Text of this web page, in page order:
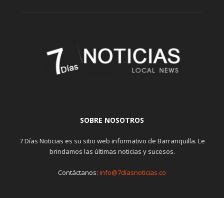
SOBRE NOSOTROS
7 Días Noticias es su sitio web informativo de Barranquilla. Le
brindamos las últimas noticias y sucesos.
Contáctanos: info@7díasnoticias.co